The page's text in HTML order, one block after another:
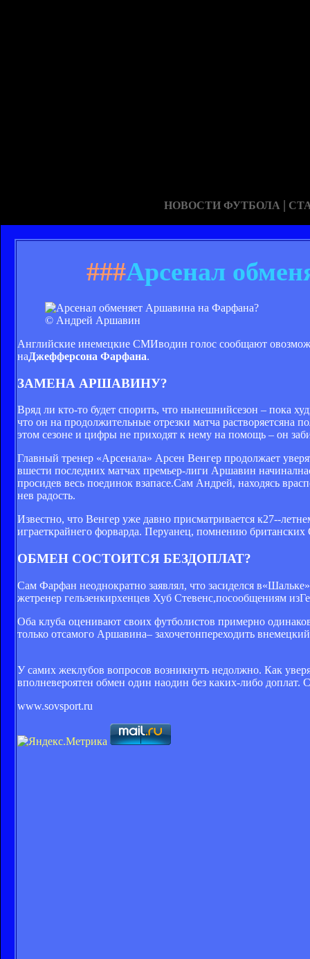
НОВОСТИ ФУТБОЛА |
###Арсенал
© Андрей Аршавин
Английские инемецкие СМИводин голос сообщают
наДжефферсона Фарфана.
ЗАМЕНА АРШАВИНУ?
Вряд ли кто-то будет спорить, что нынешнийсезон – пока
что он на продолжительные отрезки матча растворяетсяна
этом сезоне и цифры не приходят к нему на помощь – он
Главный тренер «Арсенала» Арсен Венгер продолжает
вшести последних матчах премьер-лиги Аршавин
просидев весь поединок взапасе.Сам Андрей, находясь
нев радость.
Известно, что Венгер уже давно присматривается к27‑-
играеткрайнего форварда. Перуанец, помнению
ОБМЕН СОСТОИТСЯ БЕЗДОПЛАТ?
Сам Фарфан неоднократно заявлял, что засиделся
жетренер гельзенкирхенцев Хуб Стевенс,посообщениям
Оба клуба оценивают своих футболистов примерно
только отсамого Аршавина– захочетонпереходить
У самих жеклубов вопросов возникнуть недолжно. Как
вполневероятен обмен один наодин без каких-либо
www.sovsport.ru